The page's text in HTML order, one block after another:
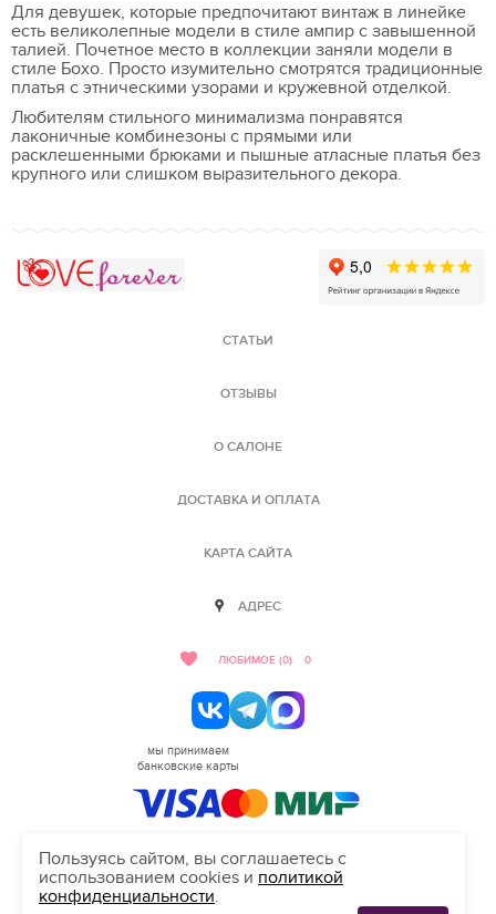
Для девушек, которые предпочитают винтаж в линейке
есть великолепные модели в стиле ампир с завышенной
талией. Почетное место в коллекции заняли модели в
стиле Бохо. Просто изумительно смотрятся традиционные
платья с этническими узорами и кружевной отделкой.
Любителям стильного минимализма понравятся
лаконичные комбинезоны с прямыми или
расклешенными брюками и пышные атласные платья без
крупного или слишком выразительного декора.
СТАТЬИ
ОТЗЫВЫ
О САЛОНЕ
ДОСТАВКА И ОПЛАТА
КАРТА САЙТА
АДРЕС
ЛЮБИМОЕ (0) 0
мы принимаем
банковские карты
HELLO@SALON-LOVE.RU
Пользуясь сайтом, вы соглашаетесь с
использованием cookies и политикой
конфиденциальности.